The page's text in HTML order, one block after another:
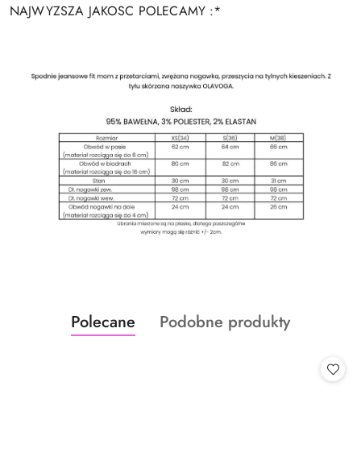
NAJWYZSZA JAKOSC POLECAMY :*
Pomiń karuzelę produktów
Produkty
o
Polecane
Produkty
Podobne produkty